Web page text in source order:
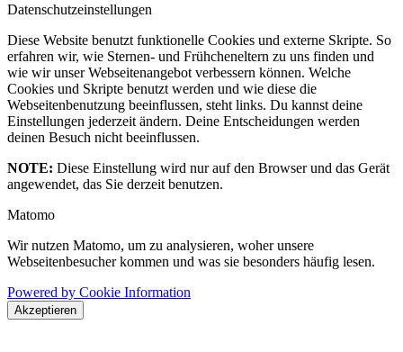
Datenschutzeinstellungen
Diese Website benutzt funktionelle Cookies und externe Skripte. So
erfahren wir, wie Sternen- und Frühcheneltern zu uns finden und
wie wir unser Webseitenangebot verbessern können. Welche
Cookies und Skripte benutzt werden und wie diese die
Webseitenbenutzung beeinflussen, steht links. Du kannst deine
Einstellungen jederzeit ändern. Deine Entscheidungen werden
deinen Besuch nicht beeinflussen.
NOTE: Diese Einstellung wird nur auf den Browser und das Gerät
angewendet, das Sie derzeit benutzen.
Matomo
Wir nutzen Matomo, um zu analysieren, woher unsere
Webseitenbesucher kommen und was sie besonders häufig lesen.
Powered by Cookie Information
Akzeptieren